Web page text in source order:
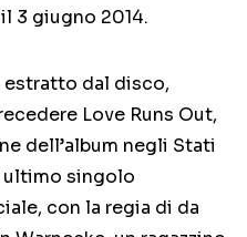
3 giugno 2014.
estratto dal disco,
Love Runs Out,
dell’album negli Stati
ultimo singolo
con la regia di da